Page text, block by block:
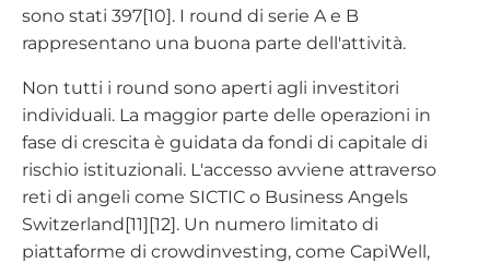
sono stati 397[10]. I round di serie A e B
rappresentano una buona parte dell'attività.
Non tutti i round sono aperti agli investitori
individuali. La maggior parte delle operazioni in
fase di crescita è guidata da fondi di capitale di
rischio istituzionali. L'accesso avviene attraverso
reti di angeli come SICTIC o Business Angels
Switzerland[11][12]. Un numero limitato di
piattaforme di crowdinvesting, come CapiWell,